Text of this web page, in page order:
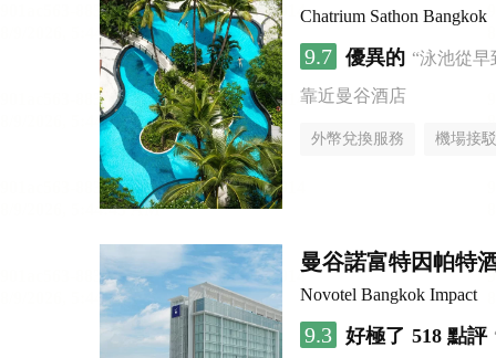
Chatrium Sathon Bangkok
9.7 優異的 “泳池從
靠近曼谷酒店
外幣兌換服務 機場接
曼谷諾富特因帕特
Novotel Bangkok Impact
9.3 好極了 518 點評